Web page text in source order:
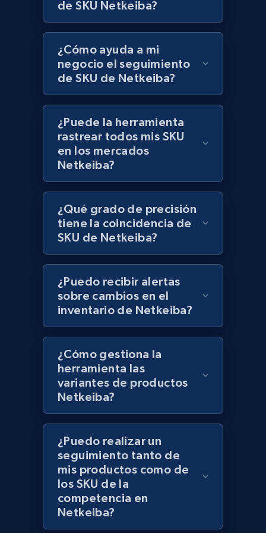
Lazada - Products
URL, Title, Rating, Reviews, Initial price, Final
price, Currency, Stock, and more.
992+ 165+ Comenzar ahora
Lazada - Products - Discover products by
keyword
URL, Title, Rating, Reviews, Initial price, Final
price, Currency, Stock, and more.
992+ 165+ Comenzar ahora
Lazada - Products - Discover products by
category URL or brand URL
URL, Title, Rating, Reviews, Initial price, Final
price, Currency, Stock, and more.
992+ 165+ Comenzar ahora
Lazada - Products - Discover products by
seller URL
URL, Title, Rating, Reviews, Initial price, Final
price, Currency, Stock, and more.
992+ 165+ Comenzar ahora
de SKU Netkeiba?
¿Cómo ayuda a mi
negocio el seguimiento
de SKU de Netkeiba?
¿Puede la herramienta
rastrear todos mis SKU
en los mercados
Netkeiba?
¿Qué grado de precisión
tiene la coincidencia de
SKU de Netkeiba?
¿Puedo recibir alertas
sobre cambios en el
inventario de Netkeiba?
¿Cómo gestiona la
herramienta las
variantes de productos
Netkeiba?
¿Puedo realizar un
seguimiento tanto de
mis productos como de
los SKU de la
competencia en
Netkeiba?